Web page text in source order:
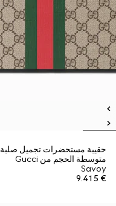
حقيبة مستحضرات تجميل صلبة
متوسطة الحجم من Gucci
Savoy
€ 9.415